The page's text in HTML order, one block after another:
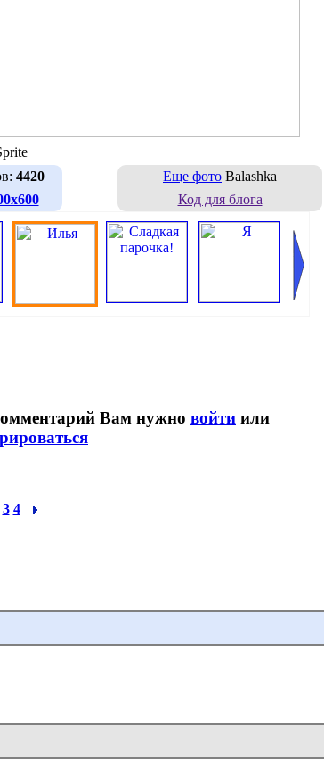
4420
Еще фото Balashka
Код для блога
Вам нужно войти или
3 4